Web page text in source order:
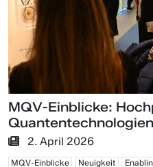
MQV-Einblicke:
Quantentechnologien
2. April 2026
MQV-Einblicke Neuigkeit